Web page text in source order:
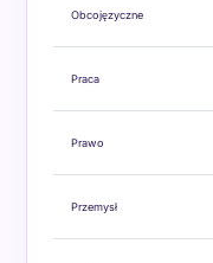
Obcojęzyczne
Praca
Prawo
Przemysł